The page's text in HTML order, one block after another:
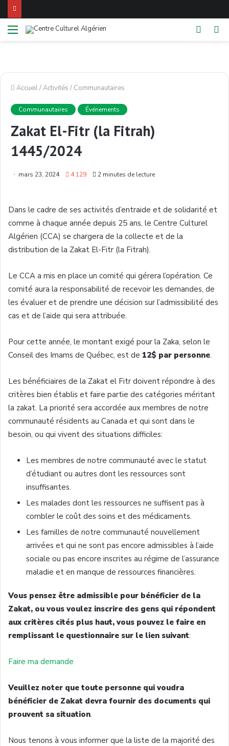
Menu
Switch
Accueil/Activités / Communautaires
Communautaires Événements
Zakat El-Fitr (la Fitrah)
1445/2024
mars 23, 2024 4 129 2 minutes de lecture
Dans le cadre de ses activités d’entraide et de solidarité et
comme à chaque année depuis 25 ans, le Centre Culturel
Algérien (CCA) se chargera de la collecte et de la
distribution de la Zakat El-Fitr (la Fitrah).
Le CCA a mis en place un comité qui gérera l’opération. Ce
comité aura la responsabilité de recevoir les demandes, de
les évaluer et de prendre une décision sur l’admissibilité des
cas et de l’aide qui sera attribuée.
Pour cette année, le montant exigé pour la Zaka, selon le
Conseil des Imams de Québec, est de 12$ par personne.
Les bénéficiaires de la Zakat el Fitr doivent répondre à des
critères bien établis et faire partie des catégories méritant
la zakat. La priorité sera accordée aux membres de notre
communauté résidents au Canada et qui sont dans le
besoin, ou qui vivent des situations difficiles:
Les membres de notre communauté avec le statut
d’étudiant ou autres dont les ressources sont
insuffisantes.
Les malades dont les ressources ne suffisent pas à
combler le coût des soins et des médicaments.
Les familles de notre communauté nouvellement
arrivées et qui ne sont pas encore admissibles à l’aide
sociale ou pas encore inscrites au régime de l’assurance
maladie et en manque de ressources financières.
Vous pensez être admissible pour bénéficier de la
Zakat, ou vous voulez inscrire des gens qui répondent
aux critères cités plus haut, vous pouvez le faire en
remplissant le questionnaire sur le lien suivant:
Faire ma demande
Veuillez noter que toute personne qui voudra
bénéficier de Zakat devra fournir des documents qui
prouvent sa situation.
Nous tenons à vous informer que la liste de la majorité des